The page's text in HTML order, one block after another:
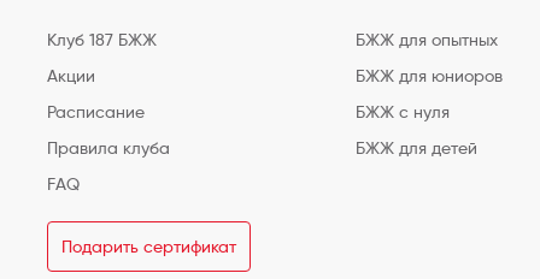
Клуб 187 БЖЖ
Акции
Расписание
Правила клуба
FAQ
Подарить сертификат
БЖЖ для опытных
БЖЖ для юниоров
БЖЖ с нуля
БЖЖ для детей